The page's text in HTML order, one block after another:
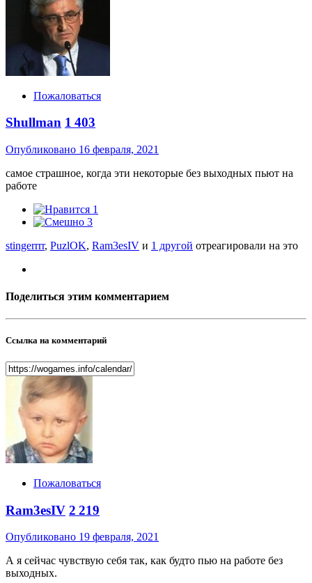
Пожаловаться
Shullman 1 403
Опубликовано 16 февраля, 2021
самое страшное, когда эти некоторые без выходных пьют на
работе
1
3
stingerrrr, PuzlOK, Ram3esIV и 1 другой отреагировали на это
Поделиться этим комментарием
Ссылка на комментарий
Пожаловаться
Ram3esIV 2 219
Опубликовано 19 февраля, 2021
А я сейчас чувствую себя так, как будто пью на работе без
выходных.